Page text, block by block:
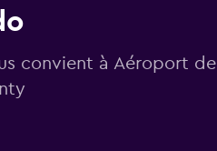
convient à Aéroport de